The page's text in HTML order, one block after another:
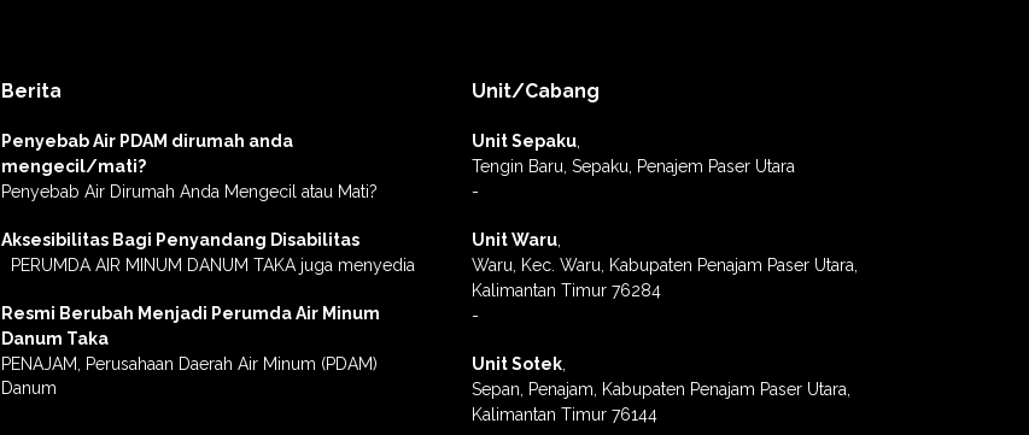
Berita
Penyebab Air PDAM dirumah anda
mengecil/mati?
Penyebab Air Dirumah Anda Mengecil atau Mati?
Aksesibilitas Bagi Penyandang Disabilitas
PERUMDA AIR MINUM DANUM TAKA juga menyedia
Resmi Berubah Menjadi Perumda Air Minum
Danum Taka
PENAJAM, Perusahaan Daerah Air Minum (PDAM)
Danum
Unit/Cabang
Unit Sepaku
Tengin Baru, Sepaku, Penajem Paser Utara
-
Unit Waru
Waru, Kec. Waru, Kabupaten Penajam Paser Utara,
Kalimantan Timur 76284
-
Unit Sotek
Sepan, Penajam, Kabupaten Penajam Paser Utara,
Kalimantan Timur 76144